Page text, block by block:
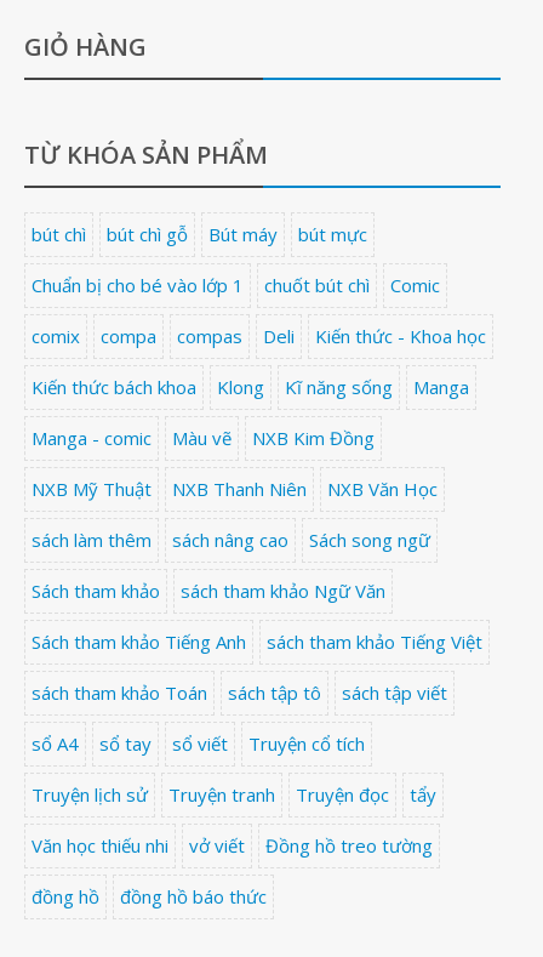
GIỎ HÀNG
TỪ KHÓA SẢN PHẨM
bút chì bút chì gỗ Bút máy bút mực
Chuẩn bị cho bé vào lớp 1 chuốt bút chì Comic
comix compa compas Deli Kiến thức - Khoa học
Kiến thức bách khoa Klong Kĩ năng sống Manga
Manga - comic Màu vẽ NXB Kim Đồng
NXB Mỹ Thuật NXB Thanh Niên NXB Văn Học
sách làm thêm sách nâng cao Sách song ngữ
Sách tham khảo sách tham khảo Ngữ Văn
Sách tham khảo Tiếng Anh sách tham khảo Tiếng Việt
sách tham khảo Toán sách tập tô sách tập viết
sổ A4 sổ tay sổ viết Truyện cổ tích
Truyện lịch sử Truyện tranh Truyện đọc tẩy
Văn học thiếu nhi vở viết Đồng hồ treo tường
đồng hồ đồng hồ báo thức